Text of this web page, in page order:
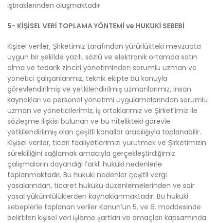
iştiraklerinden oluşmaktadır
5- KİŞİSEL VERİ TOPLAMA YÖNTEMİ ve HUKUKİ SEBEBİ
Kişisel veriler, Şirketimiz tarafından yürürlükteki mevzuata
uygun bir şekilde yazılı, sözlü ve elektronik ortamda satın
alma ve tedarik zinciri yönetiminden sorumlu uzman ve
yönetici çalışanlarımız, teknik ekipte bu konuyla
görevlendirilmiş ve yetkilendirilmiş uzmanlarımız, insan
kaynakları ve personel yönetimi uygulamalarından sorumlu
uzman ve yöneticilerimiz, iş ortaklarımız ve Şirket’imiz ile
sözleşme ilişkisi bulunan ve bu nitelikteki görevle
yetkilendirilmiş olan çeşitli kanallar aracılığıyla toplanabilir.
Kişisel veriler, ticari faaliyetlerimizi yürütmek ve Şirketimizin
sürekliliğini sağlamak amacıyla gerçekleştirdiğimiz
çalışmaların dayandığı farklı hukuki nedenlerle
toplanmaktadır. Bu hukuki nedenler çeşitli vergi
yasalarından, ticaret hukuku düzenlemelerinden ve sair
yasal yükümlülüklerden kaynaklanmaktadır. Bu hukuki
sebeplerle toplanan veriler Kanun’un 5. ve 6. maddesinde
belirtilen kişisel veri işleme şartları ve amaçları kapsamında